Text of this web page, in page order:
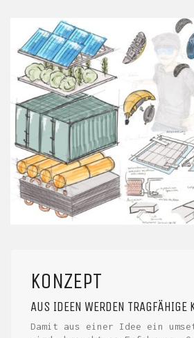
KONZEPT
AUS IDEEN WERDEN TRAGFÄHIGE
Damit aus einer Idee ein